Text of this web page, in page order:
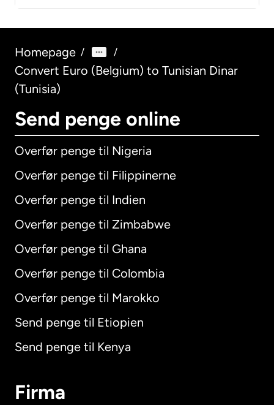
Homepage / /
Convert Euro (Belgium) to Tunisian Dinar
(Tunisia)
Send penge online
Overfør penge til Nigeria
Overfør penge til Filippinerne
Overfør penge til Indien
Overfør penge til Zimbabwe
Overfør penge til Ghana
Overfør penge til Colombia
Overfør penge til Marokko
Send penge til Etiopien
Send penge til Kenya
Firma